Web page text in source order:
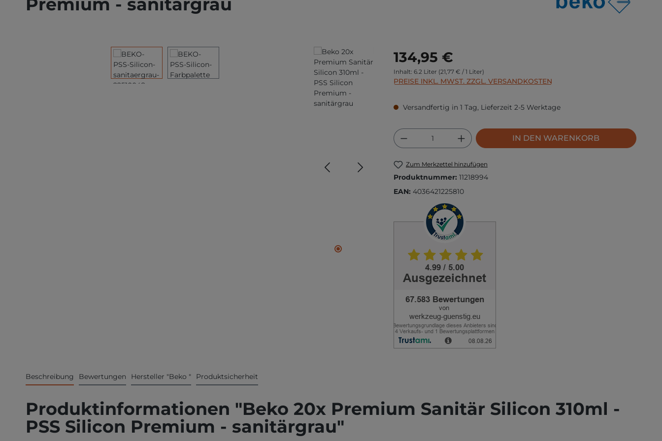
Bildergalerie überspringen Regulärer Preis:
134,95 €
Inhalt: 6.2 Liter (21,77 € / 1 Liter)
PREISE INKL. MWST. ZZGL. VERSANDKOSTEN
Versandfertig in 1 Tag, Lieferzeit 2-5 Werktage
Produkt Anzahl: Gib den gewünschten Wert
IN DEN WARENKORB
Zum Merkzettel hinzufügen
Produktnummer: 11218994
EAN: 4036421225810
Beschreibung Bewertungen Hersteller "Beko " Produktsicherheit
Produktinformationen "Beko 20x Premium Sanitär Silicon 310ml -
PSS Silicon Premium - sanitärgrau"